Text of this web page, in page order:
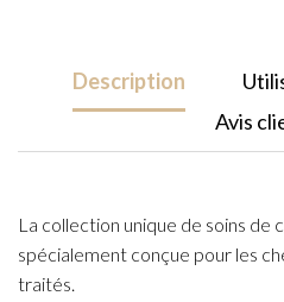
Description
Avis
La collection unique de soins de
spécialement conçue pour les
traités.